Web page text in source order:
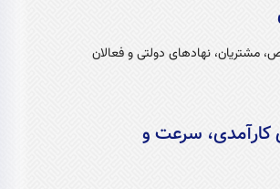
نهادهای دولتی و فعالان
کارآمدی، سرعت و